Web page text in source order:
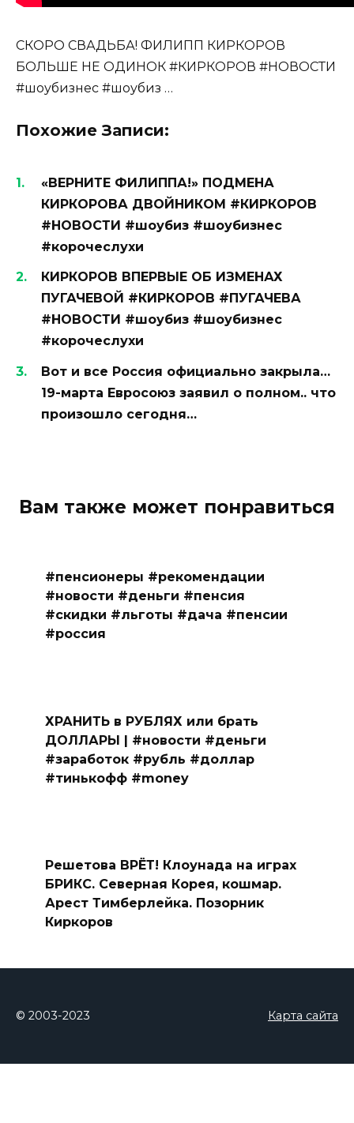
СКОРО СВАДЬБА! ФИЛИПП КИРКОРОВ
БОЛЬШЕ НЕ ОДИНОК #КИРКОРОВ #НОВОСТИ
#шоубизнес #шоубиз …
Похожие Записи:
«ВЕРНИТЕ ФИЛИППА!» ПОДМЕНА
КИРКОРОВА ДВОЙНИКОМ #КИРКОРОВ
#НОВОСТИ #шоубиз #шоубизнес
#корочеслухи
КИРКОРОВ ВПЕРВЫЕ ОБ ИЗМЕНАХ
ПУГАЧЕВОЙ #КИРКОРОВ #ПУГАЧЕВА
#НОВОСТИ #шоубиз #шоубизнес
#корочеслухи
Вот и все Россия официально закрыла…
19-марта Евросоюз заявил о полном.. что
произошло сегодня…
Вам также может понравиться
#пенсионеры #рекомендации
#новости #деньги #пенсия
#скидки #льготы #дача #пенсии
#россия
ХРАНИТЬ в РУБЛЯХ или брать
ДОЛЛАРЫ | #новости #деньги
#заработок #рубль #доллар
#тинькофф #money
Решетова ВРЁТ! Клоунада на играх
БРИКС. Северная Корея, кошмар.
Арест Тимберлейка. Позорник
Киркоров
© 2003-2023 Карта сайта